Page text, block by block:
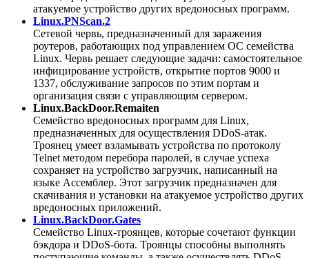
атакуемое устройство других вредоносных программ.
Linux.PNScan.2
Сетевой червь, предназначенный для заражения
роутеров, работающих под управлением ОС семейства
Linux. Червь решает следующие задачи: самостоятельное
инфицирование устройств, открытие портов 9000 и
1337, обслуживание запросов по этим портам и
организация связи с управляющим сервером.
Linux.BackDoor.Remaiten
Семейство вредоносных программ для Linux,
предназначенных для осуществления DDoS-атак.
Троянец умеет взламывать устройства по протоколу
Telnet методом перебора паролей, в случае успеха
сохраняет на устройство загрузчик, написанный на
языке Ассемблер. Этот загрузчик предназначен для
скачивания и установки на атакуемое устройство других
вредоносных приложений.
Linux.BackDoor.Gates
Семейство Linux-троянцев, которые сочетают функции
бэкдора и DDoS-бота. Троянцы способны выполнять